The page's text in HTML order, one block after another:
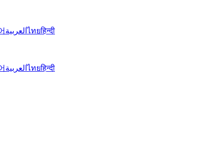
العربيةไทยहिन्दी
العربيةไทยहिन्दी